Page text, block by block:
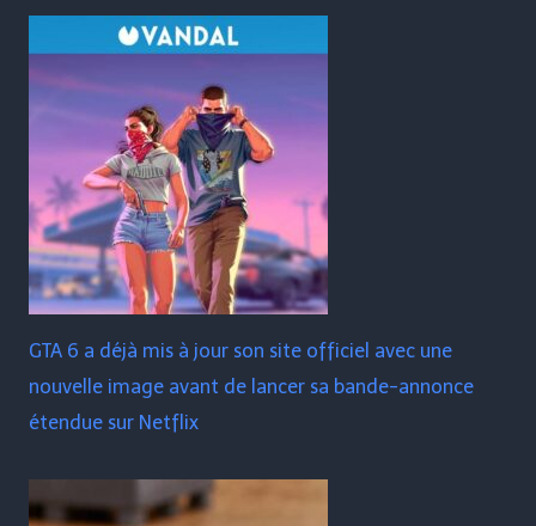
GTA 6 a déjà mis à jour son site officiel avec une
nouvelle image avant de lancer sa bande-annonce
étendue sur Netflix